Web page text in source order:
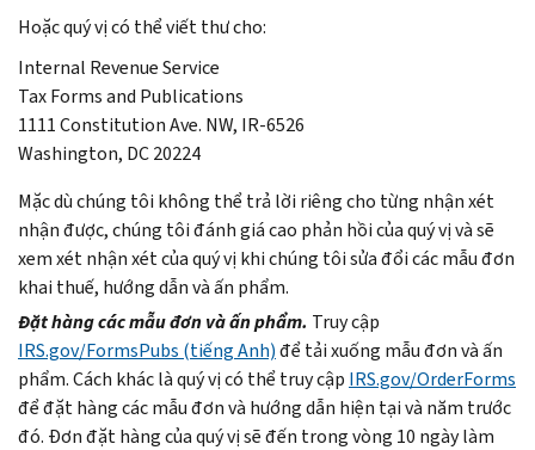
Hoặc quý vị có thể viết thư cho:
Internal Revenue Service
Tax Forms and Publications
1111 Constitution Ave. NW, IR-6526
Washington, DC 20224
Mặc dù chúng tôi không thể trả lời riêng cho từng nhận xét
nhận được, chúng tôi đánh giá cao phản hồi của quý vị và sẽ
xem xét nhận xét của quý vị khi chúng tôi sửa đổi các mẫu đơn
khai thuế, hướng dẫn và ấn phẩm.
Đặt hàng các mẫu đơn và ấn phẩm. Truy cập
IRS.gov/FormsPubs (tiếng Anh)để tải xuống mẫu đơn và ấn
phẩm. Cách khác là quý vị có thể truy cập IRS.gov/OrderForms
để đặt hàng các mẫu đơn và hướng dẫn hiện tại và năm trước
đó. Đơn đặt hàng của quý vị sẽ đến trong vòng 10 ngày làm